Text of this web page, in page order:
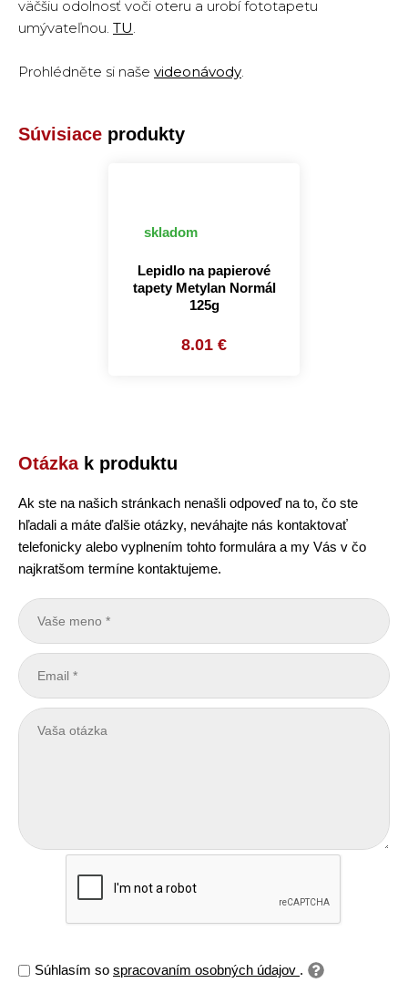
väčšiu odolnosť voči oteru a urobí fototapetu
umývateľnou. TU.
Prohlédněte si naše videonávody.
Súvisiace produkty
skladom
Lepidlo na papierové
tapety Metylan Normál
125g
8.01 €
Otázkak produktu
Ak ste na našich stránkach nenašli odpoveď na to, čo ste
hľadali a máte ďalšie otázky, neváhajte nás kontaktovať
telefonicky alebo vyplnením tohto formulára a my Vás v čo
najkratšom termíne kontaktujeme.
Súhlasím so spracovaním osobných údajov .